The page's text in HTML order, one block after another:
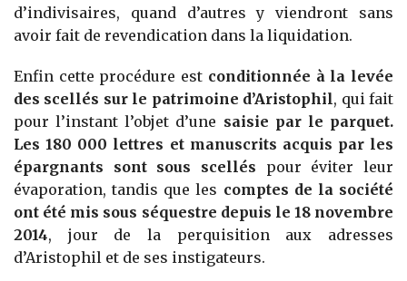
d’indivisaires, quand d’autres y viendront sans
avoir fait de revendication dans la liquidation.
Enfin cette procédure est conditionnée à la levée
des scellés sur le patrimoine d’Aristophil, qui fait
pour l’instant l’objet d’une saisie par le parquet.
Les 180 000 lettres et manuscrits acquis par les
épargnants sont sous scellés pour éviter leur
évaporation, tandis que les comptes de la société
ont été mis sous séquestre depuis le 18 novembre
2014, jour de la perquisition aux adresses
d’Aristophil et de ses instigateurs.